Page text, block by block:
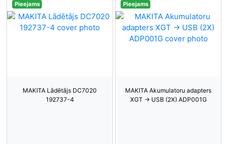
Pieejams
MAKITA Lādētājs DC7020
192737-4
Pieejams
MAKITA Akumulatoru adapters
XGT -> USB (2X) ADP001G